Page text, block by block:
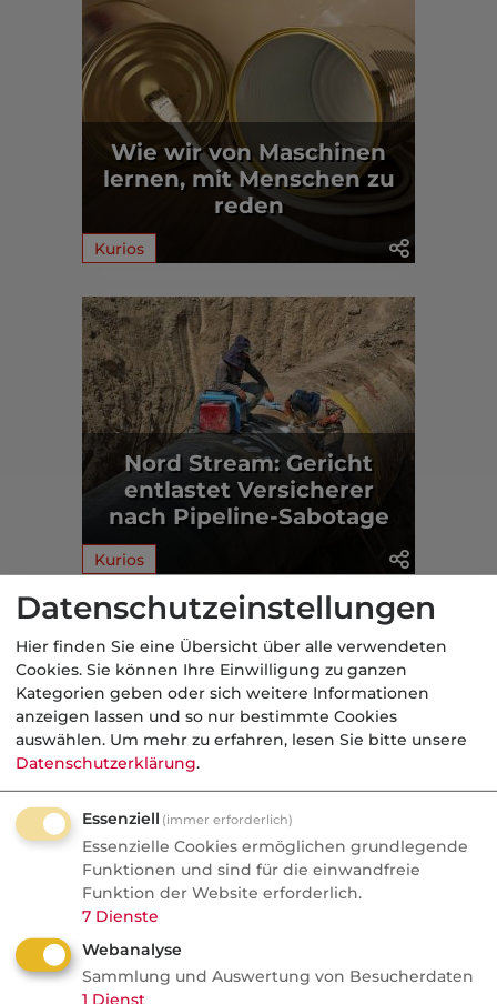
Wie wir von Maschinen
lernen, mit Menschen zu
reden
Kurios
Nord Stream: Gericht
entlastet Versicherer
nach Pipeline-Sabotage
Kurios
Aus der dvb-Redaktion
Kurios
Nachrichten
Eike Immel: Vom Millionär
zum Sozialfall
Ex-Nationaltorwart Eike Immel verdiente
Millionen, lebte in Saus und Braus. Heute:
563 Euro Bürgergeld, 2,69 Euro am
Monatsende übrig.
Datenschutzeinstellungen
Hier finden Sie eine Übersicht über alle verwendeten
Cookies. Sie können Ihre Einwilligung zu ganzen
Kategorien geben oder sich weitere Informationen
anzeigen lassen und so nur bestimmte Cookies
auswählen. Um mehr zu erfahren, lesen Sie bitte unsere
Datenschutzerklärung.
Essenziell (immer erforderlich)
Essenzielle Cookies ermöglichen grundlegende
Funktionen und sind für die einwandfreie
Funktion der Website erforderlich.
7 Dienste
Webanalyse
Sammlung und Auswertung von Besucherdaten
1 Dienst